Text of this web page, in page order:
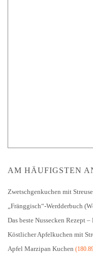
AM HÄUFIGSTEN
Zwetschgenkuchen mit
„Fränggisch“-Werdderbuch
Das beste Nussecken Rezept
Köstlicher Apfelkuchen mit
Apfel Marzipan Kuchen